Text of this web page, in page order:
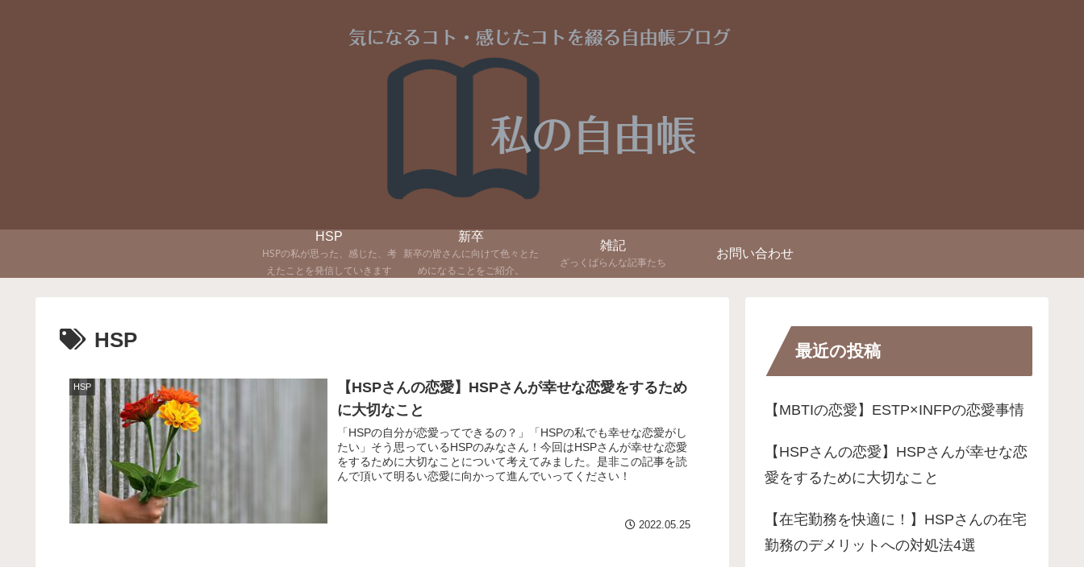
HSP
HSPの私が思った、感じた、考
えたことを発信していきます
新卒
新卒の皆さんに向けて色々とた
めになることをご紹介。
雑記
ざっくばらんな記事たち
お問い合わせ
HSP
HSP
【HSPさんの恋愛】HSPさんが幸せな恋愛をするため
に大切なこと
「HSPの自分が恋愛ってできるの？」「HSPの私でも幸せな恋愛がし
たい」そう思っているHSPのみなさん！今回はHSPさんが幸せな恋愛
をするために大切なことについて考えてみました。是非この記事を読
んで頂いて明るい恋愛に向かって進んでいってください！
2022.05.25
最近の投稿
【MBTIの恋愛】ESTP×INFPの恋愛事情
【HSPさんの恋愛】HSPさんが幸せな恋
愛をするために大切なこと
【在宅勤務を快適に！】HSPさんの在宅
勤務のデメリットへの対処法4選